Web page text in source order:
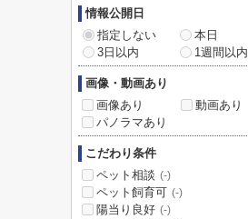
情報公開日
指定しない
本日
3日以内
1週間以内
画像・動画あり
画像あり
動画あり
パノラマあり
こだわり条件
ペット相談 (-)
ペット飼育可 (-)
陽当り良好 (-)